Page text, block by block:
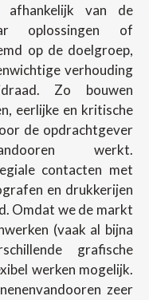
afhankelijk van de
oplossingen of
op de doelgroep,
verhouding
Zo bouwen
eerlijke en kritische
de opdrachtgever
werkt.
contacten met
en drukkerijen
Omdat we de markt
(vaak al bijna
grafische
werken mogelijk.
zeer